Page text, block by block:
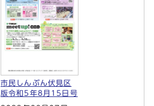
市民しんぶん伏見区
版令和5年8月15日号